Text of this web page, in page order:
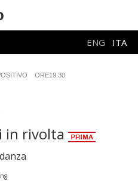
ENG ITA
ORE19.30
in rivolta